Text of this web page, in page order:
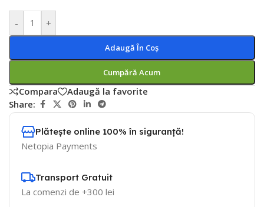
- +
Adaugă În Coș
Cumpără Acum
Compara
Adaugă la favorite
Share:
Plătește online 100% în siguranță!
Netopia Payments
Transport Gratuit
La comenzi de +300 lei